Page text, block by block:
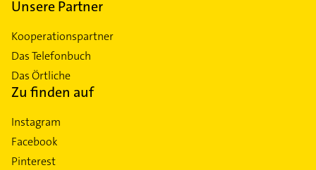
Unsere Partner
Kooperationspartner
Das Telefonbuch
Das Örtliche
Zu finden auf
Instagram
Facebook
Pinterest